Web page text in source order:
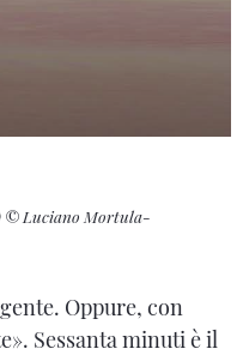
© Luciano Mortula-
Oppure, con
Sessanta minuti è il